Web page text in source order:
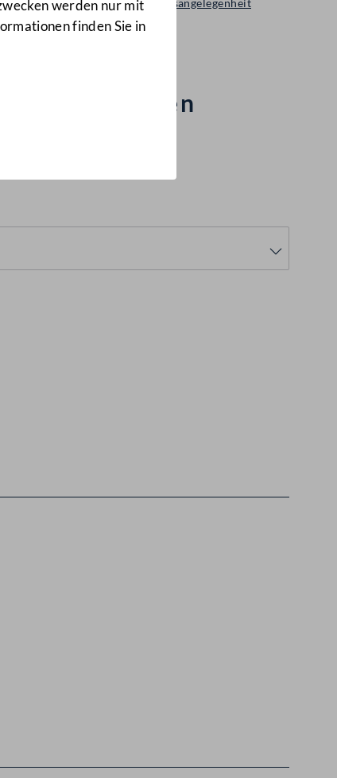
werden nur mit
finden Sie in
Sonstige Geschäftsordnungsangelegenheit
1031/GO